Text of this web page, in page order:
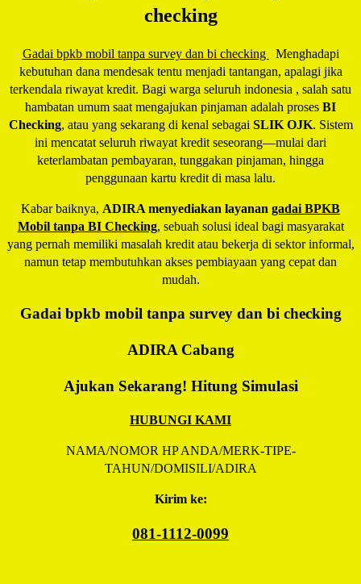
checking
Gadai bpkb mobil tanpa survey dan bi checking
Menghadapi
kebutuhan dana mendesak tentu menjadi tantangan, apalagi jika
terkendala riwayat kredit. Bagi warga seluruh indonesia , salah satu
hambatan umum saat mengajukan pinjaman adalah proses BI
Checking, atau yang sekarang di kenal sebagai SLIK OJK. Sistem
ini mencatat seluruh riwayat kredit seseorang—mulai dari
keterlambatan pembayaran, tunggakan pinjaman, hingga
penggunaan kartu kredit di masa lalu.
Kabar baiknya, ADIRA menyediakan layanan gadai BPKB
Mobil tanpa BI Checking, sebuah solusi ideal bagi masyarakat
yang pernah memiliki masalah kredit atau bekerja di sektor informal,
namun tetap membutuhkan akses pembiayaan yang cepat dan
mudah.
Gadai bpkb mobil tanpa survey dan bi checking
ADIRA Cabang
Ajukan Sekarang! Hitung Simulasi
HUBUNGI KAMI
NAMA/NOMOR HP ANDA/MERK-TIPE-
TAHUN/DOMISILI/ADIRA
Kirim ke:
081-1112-0099